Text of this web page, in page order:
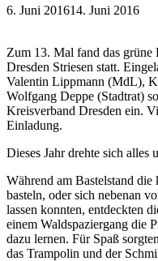
6. Juni 201614. Juni 2016
Zum 13. Mal fand das
Dresden Striesen statt.
Valentin Lippmann (MdL),
Wolfgang Deppe (Stadtrat)
Kreisverband Dresden ein.
Einladung.
Dieses Jahr drehte sich alles
Während am Bastelstand
basteln, oder sich nebenan
lassen konnten, entdeckten
einem Waldspaziergang die
dazu lernen. Für Spaß
das Trampolin und der